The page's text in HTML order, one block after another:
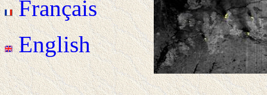
Français
English